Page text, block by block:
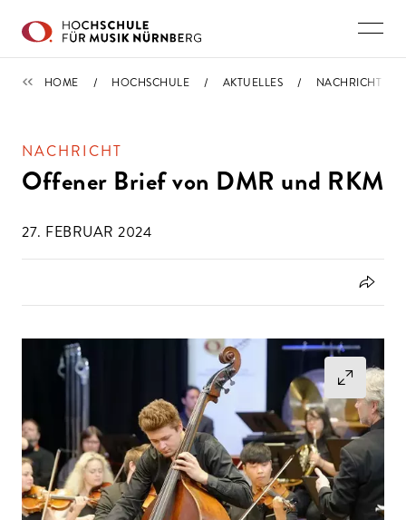
NACHRICHTEN
HOME HOCHSCHULE AKTUELLES NACHRICHT
NACHRICHT
Offener Brief von DMR und RKM
27. FEBRUAR 2024